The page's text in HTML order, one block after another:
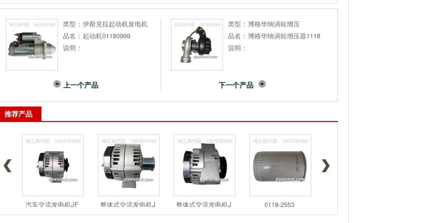
类型： 伊斯克拉起动机发电机
品名： 起动机01180999
说明：
上一个产品
类型： 博格华纳涡轮增压
品名： 博格华纳涡轮增压器1118
说明：
下一个产品
推荐产品
汽车交流发电机JF 整体式交流发电机J 整体式交流发电机J 0118-2553